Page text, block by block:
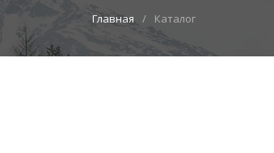
Главная Каталог